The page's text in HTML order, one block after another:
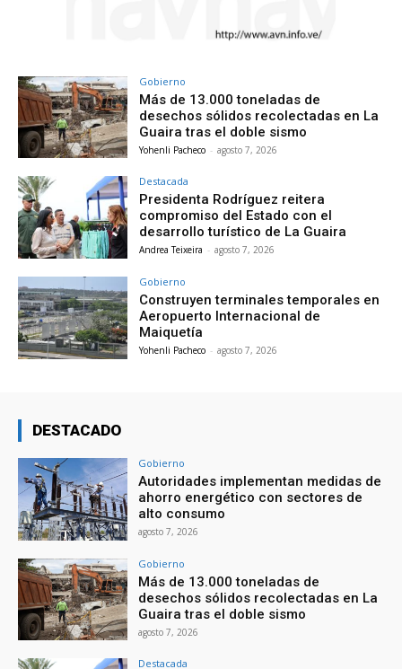
Gobierno
Más de 13.000 toneladas de
desechos sólidos recolectadas en La
Guaira tras el doble sismo
Yohenli Pacheco - agosto 7, 2026
Destacada
Presidenta Rodríguez reitera
compromiso del Estado con el
desarrollo turístico de La Guaira
Andrea Teixeira - agosto 7, 2026
Gobierno
Construyen terminales temporales en
Aeropuerto Internacional de
Maiquetía
Yohenli Pacheco - agosto 7, 2026
DESTACADO
Gobierno
Autoridades implementan medidas de
ahorro energético con sectores de
alto consumo
agosto 7, 2026
Gobierno
Más de 13.000 toneladas de
desechos sólidos recolectadas en La
Guaira tras el doble sismo
agosto 7, 2026
Destacada